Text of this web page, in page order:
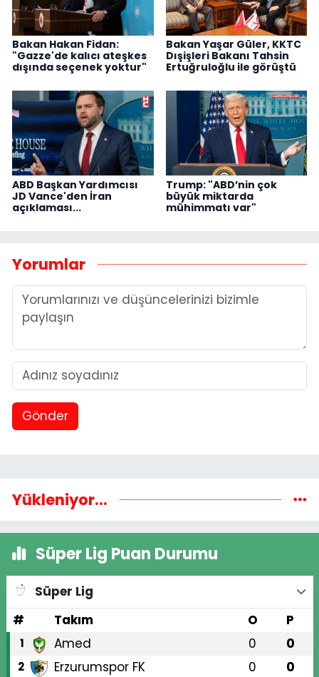
Bakan Hakan Fidan:
"Gazze'de kalıcı ateşkes
dışında seçenek yoktur"
Bakan Yaşar Güler, KKTC
Dışişleri Bakanı Tahsin
Ertuğruloğlu ile görüştü
ABD Başkan Yardımcısı
JD Vance'den İran
açıklaması...
Trump: "ABD’nin çok
büyük miktarda
mühimmatı var"
Yorumlar
Gönder
Yükleniyor...
Süper Lig Puan Durumu
Süper Lig
#
Takım O P
1 Amed 0 0
2 Erzurumspor FK 0 0